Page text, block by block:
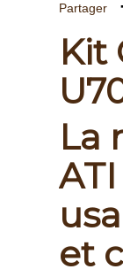
Partager
Kit
La
et